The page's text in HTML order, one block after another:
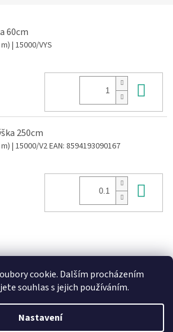
cookie. Dalším procházením
souhlas s jejich používáním.
Nastavení
60cm
| 15000/VYS
250cm
| 15000/V2EAN: 8594193090167
Vytvořil Shoptet